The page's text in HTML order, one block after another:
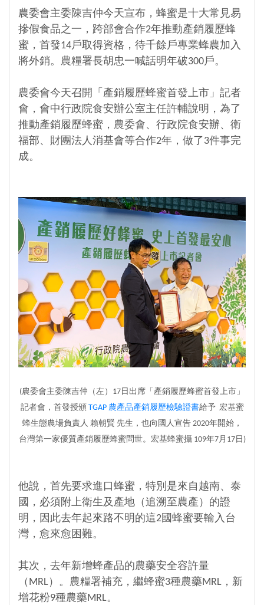
農委會主委陳吉仲今天宣布，蜂蜜是十大常見易
摻假食品之一，跨部會合作2年推動產銷履歷蜂
蜜，首發14戶取得資格，待千餘戶專業蜂農加入
將外銷。農糧署長胡忠一喊話明年破300戶。
農委會今天召開「產銷履歷蜂蜜首發上市」記者
會，會中行政院食安辦公室主任許輔說明，為了
推動產銷履歷蜂蜜，農委會、行政院食安辦、衛
福部、財團法人消基會等合作2年，做了3件事完
成。
(農委會主委陳吉仲（左）17日出席「產銷履歷蜂蜜首發上市」
記者會， 首發授頒 TGAP 農產品產銷履歷檢驗證書給予 宏基蜜
蜂生態農場負責人 賴朝賢 先生，也向國人宣告 2020年開始，
台灣第一家優質產銷履歷蜂蜜問世。宏基蜂蜜攝 109年7月17日)
他說，首先要求進口蜂蜜，特別是來自越南、泰
國，必須附上衛生及產地（追溯至農產）的證
明，因此去年起來路不明的這2國蜂蜜要輸入台
灣，愈來愈困難。
其次，去年新增蜂產品的農藥安全容許量
（MRL）。農糧署補充，繼蜂蜜3種農藥MRL，新
增花粉9種農藥MRL。